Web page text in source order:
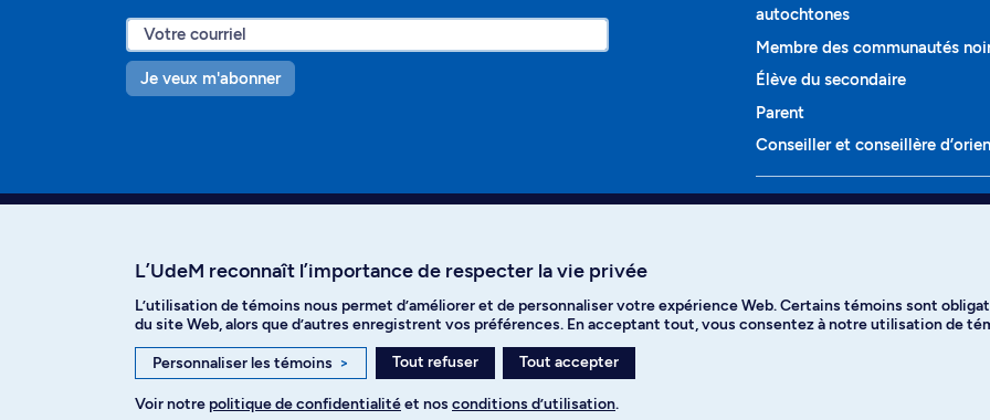
Je veux m'abonner
autochtones
Membre des communautés
Élève du secondaire
Parent
Conseiller et conseillère
Programmes et cours
Facebook Instagram TikTok YouTube Spotify
Politique de confidentialité Paramètres des témoins
L’UdeM reconnaît l’importance de respecter la vie privée
L’utilisation de témoins nous permet d’améliorer et de personnaliser votre expérience Web. Certains témoins sont
du site Web, alors que d’autres enregistrent vos préférences. En acceptant tout, vous consentez à notre utilisation de
Personnaliser les témoins > Tout refuser Tout accepter
Voir notre politique de confidentialitéet nos conditions d’utilisation.